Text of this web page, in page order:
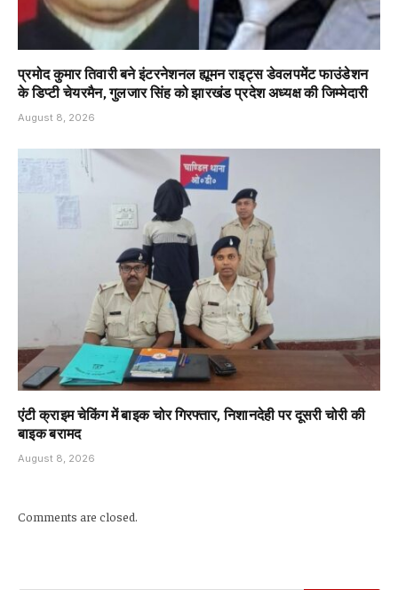
प्रमोद कुमार तिवारी बने इंटरनेशनल ह्यूमन राइट्स डेवलपमेंट फाउंडेशन
के डिप्टी चेयरमैन, गुलजार सिंह को झारखंड प्रदेश अध्यक्ष की जिम्मेदारी
August 8, 2026
एंटी क्राइम चेकिंग में बाइक चोर गिरफ्तार, निशानदेही पर दूसरी चोरी की
बाइक बरामद
August 8, 2026
Comments are closed.